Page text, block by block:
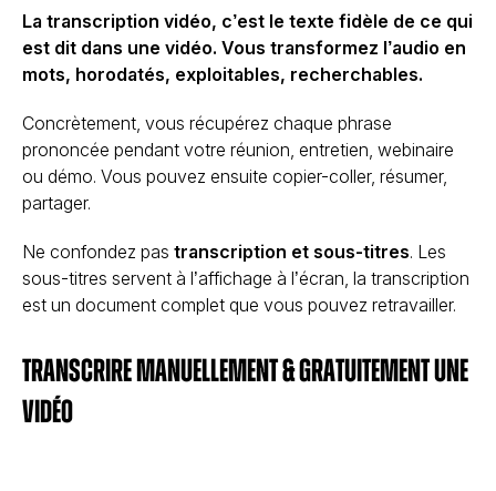
La transcription vidéo, c’est le texte fidèle de ce qui
est dit dans une vidéo. Vous transformez l’audio en
mots, horodatés, exploitables, recherchables.
Concrètement, vous récupérez chaque phrase
prononcée pendant votre réunion, entretien, webinaire
ou démo. Vous pouvez ensuite copier-coller, résumer,
partager.
Ne confondez pas transcription et sous-titres. Les
sous-titres servent à l’affichage à l’écran, la transcription
est un document complet que vous pouvez retravailler.
Transcrire manuellement & gratuitement une
vidéo